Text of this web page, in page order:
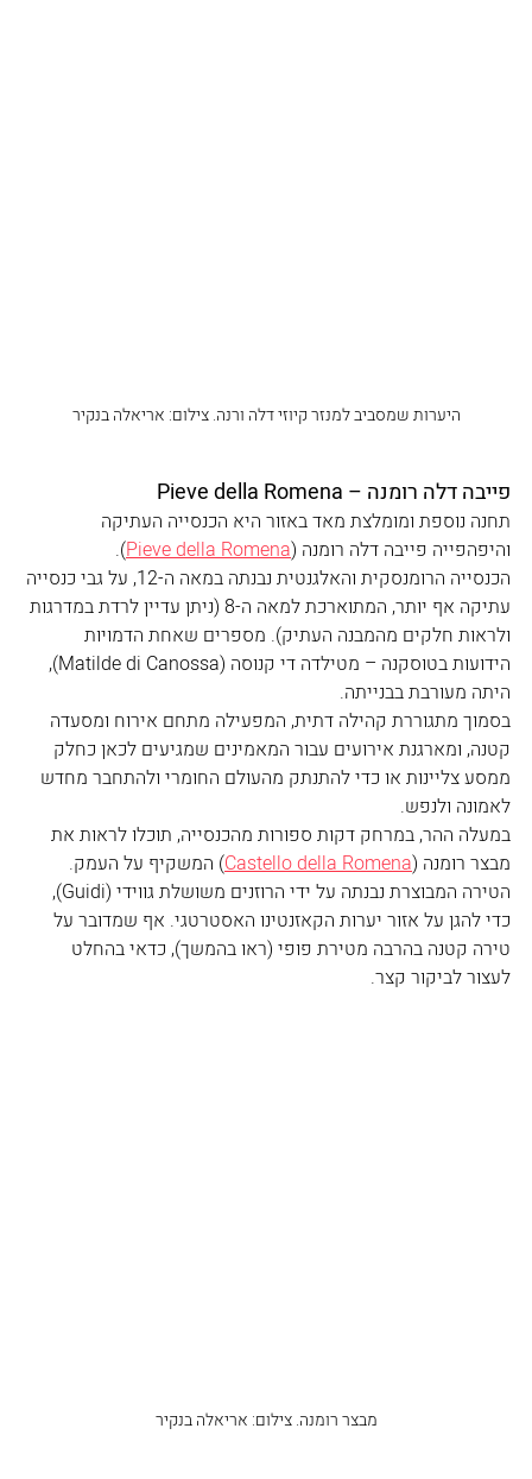
היערות שמסביב למנזר קיוזי דלה ורנה. צילום: אריאלה בנקיר
פייבה דלה רומנה – Pieve della Romena
תחנה נוספת ומומלצת מאד באזור היא הכנסייה העתיקה
והיפהפייה פייבה דלה רומנה (Pieve della Romena
).
הכנסייה הרומנסקית והאלגנטית נבנתה במאה ה-12, על גבי כנסייה
עתיקה אף יותר, המתוארכת למאה ה-8 (ניתן עדיין לרדת במדרגות
ולראות חלקים מהמבנה העתיק). מספרים שאחת הדמויות
הידועות בטוסקנה – מטילדה די קנוסה (Matilde di Canossa),
היתה מעורבת בבנייתה.
בסמוך מתגוררת קהילה דתית, המפעילה מתחם אירוח ומסעדה
קטנה, ומארגנת אירועים עבור המאמינים שמגיעים לכאן כחלק
ממסע צליינות או כדי להתנתק מהעולם החומרי ולהתחבר מחדש
לאמונה ולנפש.
במעלה ההר, במרחק דקות ספורות מהכנסייה, תוכלו לראות את
מבצר רומנה (Castello della Romena) המשקיף על העמק.
הטירה המבוצרת נבנתה על ידי הרוזנים משושלת גווידי (Guidi),
כדי להגן על אזור יערות הקאזנטינו האסטרטגי. אף שמדובר על
טירה קטנה בהרבה מטירת פופי (ראו בהמשך), כדאי בהחלט
לעצור לביקור קצר.
מבצר רומנה. צילום: אריאלה בנקיר